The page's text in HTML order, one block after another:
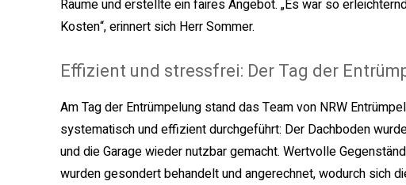
Räume und erstellte ein faires Angebot. „Es war so
Kosten“, erinnert sich Herr Sommer.
Effizient und stressfrei: Der Tag der
Am Tag der Entrümpelung stand das Team von NRW
systematisch und effizient durchgeführt: Der Dachboden
und die Garage wieder nutzbar gemacht. Wertvolle
wurden gesondert behandelt und angerechnet, wodurch sich